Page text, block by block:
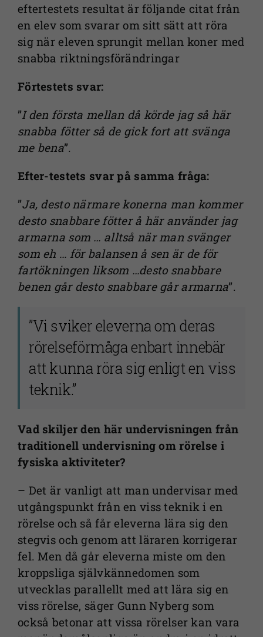
eftertestets resultat är följande citat från
en elev som svarar om sitt sätt att röra
sig när eleven sprungit mellan koner med
snabba riktningsförändringar
Förtestets svar:
”I den första mellan då körde jag så här
snabba fötter så de gick fort att svänga
me bena”.
Efter-testets svar på samma fråga:
”Ja, desto närmare konerna man kommer
desto snabbare fötter å här använder jag
armarna som … alltså när man svänger
som eh … för balansen å sen är de för
fartökningen liksom …desto snabbare
benen går desto snabbare går armarna”.
”Vi sviker eleverna om deras
rörelseförmåga enbart innebär
att kunna röra sig enligt en viss
teknik.”
Vad skiljer den här undervisningen från
traditionell undervisning om rörelse i
fysiska aktiviteter?
– Det är vanligt att man undervisar med
utgångspunkt från en viss teknik i en
rörelse och så får eleverna lära sig den
stegvis och genom att läraren korrigerar
fel. Men då går eleverna miste om den
kroppsliga självkännedomen som
utvecklas parallellt med att lära sig en
viss rörelse, säger Gunn Nyberg som
också betonar att vissa rörelser kan vara
Dessa kakor
välja bort. De
behövs för
att
webbplatsen
över huvud
taget ska
Statistik
För att vi ska
kunna
och
uppbyggnad,
webbplatsen
används.
Upplevelse
För att vår
webbplats
ska prestera
så bra som
möjligt under